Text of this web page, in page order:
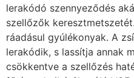
lerakódó szennyeződés
szellőzők
ráadásul gyúlékonyak. A
lerakódik, s lassítja annak
csökkentve a szellőzés